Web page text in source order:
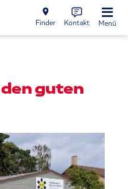
Finder Kontakt Menü
guten